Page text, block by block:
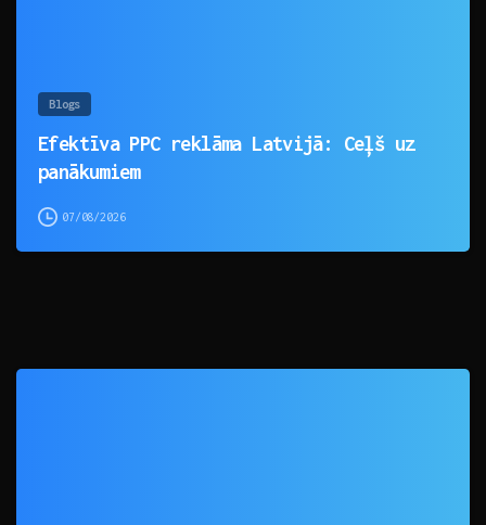
Blogs
Efektīva PPC reklāma Latvijā: Ceļš uz
panākumiem
07/08/2026